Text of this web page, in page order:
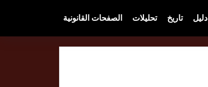
دليل تاريخ تحليلات الصفحات القانونية